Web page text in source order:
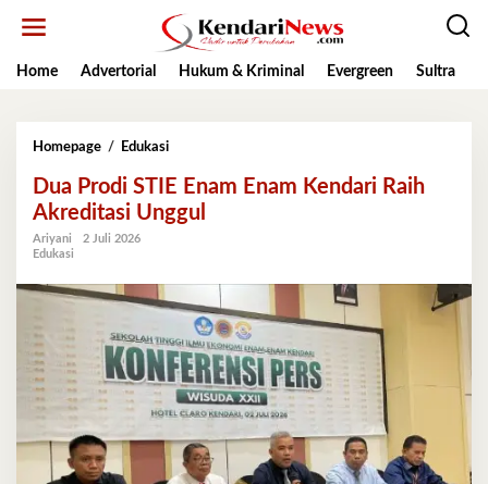
Home
Advertorial Hukum & Kriminal Evergreen Sultra
Homepage / EdukasiDua
STIE
Enam
Enam
Akreditasi
Unggul
Dua Prodi STIE Enam Enam Kendari Raih
Akreditasi Unggul
Ariyani
2 Juli 2026
Edukasi